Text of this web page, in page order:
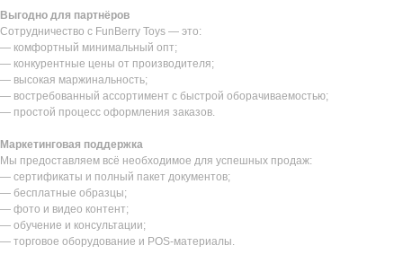
Выгодно для партнёров
Сотрудничество с FunBerry Toys — это:
— комфортный минимальный опт;
— конкурентные цены от производителя;
— высокая маржинальность;
— востребованный ассортимент с быстрой оборачиваемостью;
— простой процесс оформления заказов.
Маркетинговая поддержка
Мы предоставляем всё необходимое для успешных продаж:
— сертификаты и полный пакет документов;
— бесплатные образцы;
— фото и видео контент;
— обучение и консультации;
— торговое оборудование и POS-материалы.